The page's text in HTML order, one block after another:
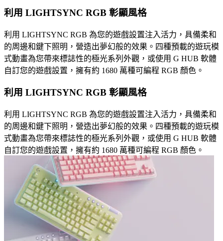
利用 LIGHTSYNC RGB 彰顯風格
利用 LIGHTSYNC RGB 為您的遊戲設置注入活力，具備柔和
的周邊和鍵下照明，營造出夢幻般的效果。四種預載的遊玩模
式動畫為您帶來標誌性的極光系列外觀，或使用 G HUB 軟體
自訂您的遊戲設置，擁有約 1680 萬種可編程 RGB 顏色。
利用 LIGHTSYNC RGB 彰顯風格
利用 LIGHTSYNC RGB 為您的遊戲設置注入活力，具備柔和
的周邊和鍵下照明，營造出夢幻般的效果。四種預載的遊玩模
式動畫為您帶來標誌性的極光系列外觀，或使用 G HUB 軟體
自訂您的遊戲設置，擁有約 1680 萬種可編程 RGB 顏色。